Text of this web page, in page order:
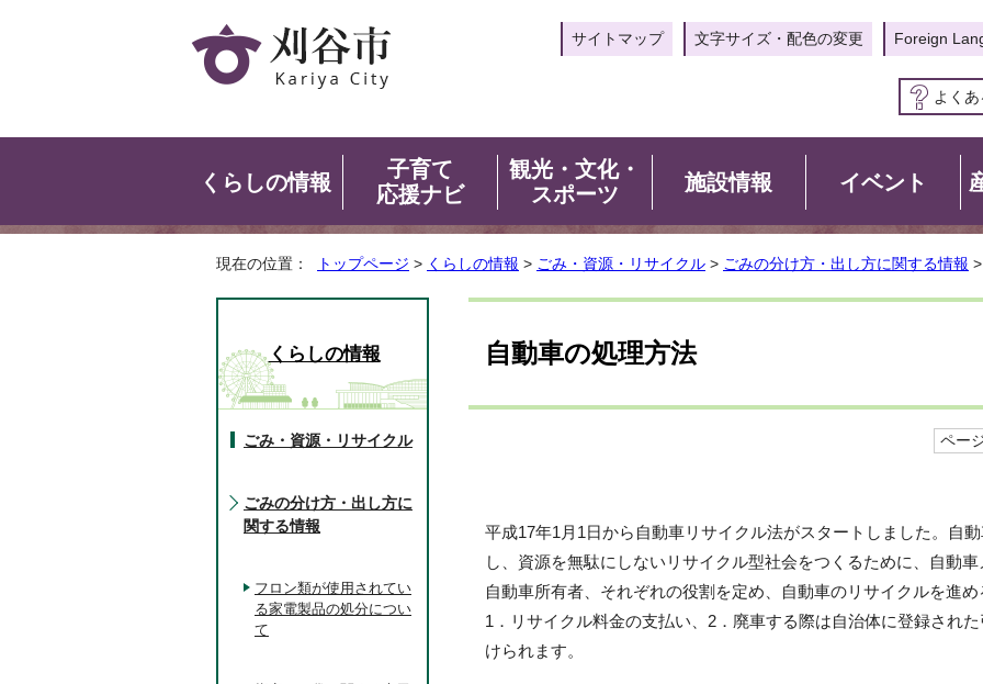
サイトマップ 文字サイズ・配色の変更 Foreign
よく
くらしの情報
子育て
応援ナビ
観光・文化・
スポーツ
施設情報 イベント
現在の位置： トップページ > くらしの情報 > ごみ・資源・リサイクル > ごみの分け方・出し方に関する情報
自動車の処理方法
ペー
平成17年1月1日から自動車リサイクル法がスタートしました。自
し、資源を無駄にしないリサイクル型社会をつくるために、自動車
自動車所有者、それぞれの役割を定め、自動車のリサイクルを進め
1．リサイクル料金の支払い、2．廃車する際は自治体に登録され
けられます。
くらしの情報
ごみ・資源・リサイクル
ごみの分け方・出し方に
関する情報
フロン類が使用されてい
る家電製品の処分につい
て